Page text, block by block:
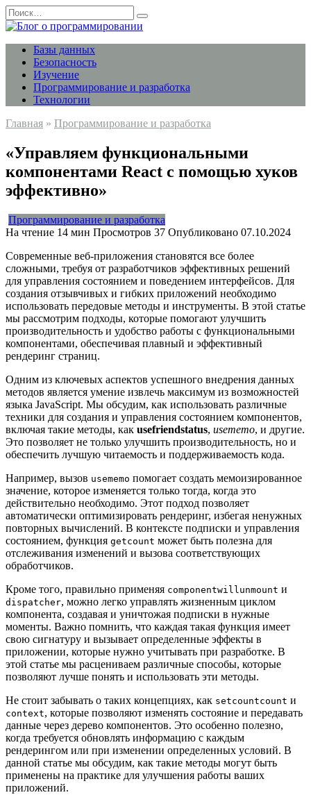
Перейти
к
содержанию
Search
for:
Базы данных
Безопасность
Изучение
Программирование и разработка
Технологии
Главная » Программирование и разработка
«Управляем функциональными
компонентами React с помощью хуков
эффективно»
Программирование и разработка
На чтение 14 мин Просмотров 37 Опубликовано 07.10.2024
Современные веб-приложения становятся все более
сложными, требуя от разработчиков эффективных решений
для управления состоянием и поведением интерфейсов. Для
создания отзывчивых и гибких приложений необходимо
использовать передовые методы и инструменты. В этой статье
мы рассмотрим подходы, которые помогают улучшить
производительность и удобство работы с функциональными
компонентами, обеспечивая плавный и эффективный
рендеринг страниц.
Одним из ключевых аспектов успешного внедрения данных
методов является умение извлечь максимум из возможностей
языка JavaScript. Мы обсудим, как использовать различные
техники для создания и управления состоянием компонентов,
включая такие методы, как usefriendstatus, usememo, и другие.
Это позволяет не только улучшить производительность, но и
обеспечить лучшую читаемость и поддерживаемость кода.
Например, вызов usememo помогает создать мемоизированное
значение, которое изменяется только тогда, когда это
действительно необходимо. Этот подход позволяет
автоматически оптимизировать рендеринг, избегая ненужных
повторных вычислений. В контексте подписки и управления
состоянием, функция getcount может быть полезна для
отслеживания изменений и вызова соответствующих
обработчиков.
Кроме того, правильно применяя componentwillunmount и
dispatcher, можно легко управлять жизненным циклом
компонента, создавая и уничтожая подписки в нужные
моменты. Важно помнить, что каждая такая функция имеет
свою сигнатуру и вызывает определенные эффекты в
приложении, которые нужно учитывать при разработке. В
этой статье мы расцениваем различные способы, которые
позволяют лучше понять и использовать эти методы.
Не стоит забывать о таких концепциях, как setcountcount и
context, которые позволяют изменять состояние и передавать
данные через дерево компонентов. Это особенно полезно,
когда требуется обновлять информацию с каждым
рендерингом или при изменении определенных условий. В
данной статье мы обсудим, как такие методы могут быть
применены на практике для улучшения работы ваших
приложений.